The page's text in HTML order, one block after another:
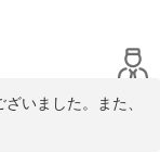
態でした。どうもあ
いました。また、
りました！！